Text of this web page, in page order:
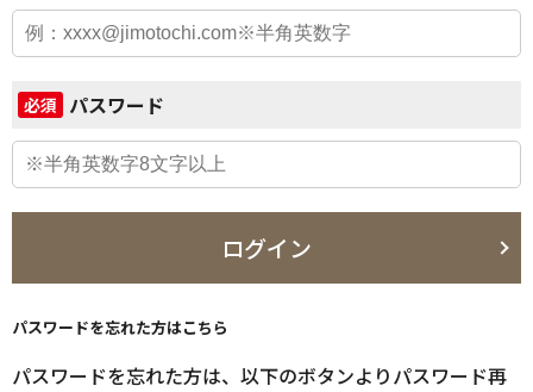
必須 パスワード
ログイン
パスワードを忘れた方はこちら
パスワードを忘れた方は、以下のボタンよりパスワード再